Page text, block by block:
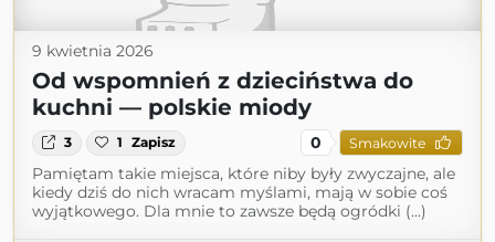
9 kwietnia 2026
Od wspomnień z dzieciństwa do
kuchni — polskie miody
3 1 Zapisz 0 Smakowite
Pamiętam takie miejsca, które niby były zwyczajne, ale
kiedy dziś do nich wracam myślami, mają w sobie coś
wyjątkowego. Dla mnie to zawsze będą ogródki (...)